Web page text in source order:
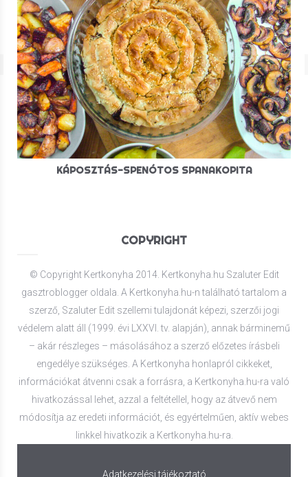
KÁPOSZTÁS-SPENÓTOS SPANAKOPITA
COPYRIGHT
© Copyright Kertkonyha 2014. Kertkonyha.hu Szaluter Edit
gasztroblogger oldala. A Kertkonyha.hu-n található tartalom a
szerző, Szaluter Edit szellemi tulajdonát képezi, szerzői jogi
védelem alatt áll (1999. évi LXXVI. tv. alapján), annak bárminemű
– akár részleges – másolásához a szerző előzetes írásbeli
engedélye szükséges. A Kertkonyha honlapról cikkeket,
információkat átvenni csak a forrásra, a Kertkonyha.hu-ra való
hivatkozással lehet, azzal a feltétellel, hogy az átvevő nem
módosítja az eredeti információt, és egyértelműen, aktív webes
linkkel hivatkozik a Kertkonyha.hu-ra.
Adatkezelési tájékoztató